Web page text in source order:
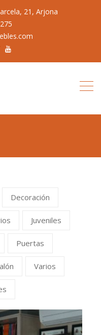
21, Arjona
Youtube
Decoración
Juveniles
Puertas
Varios